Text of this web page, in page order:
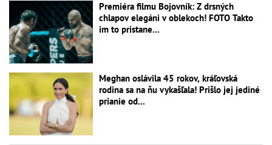
Premiéra filmu Bojovník: Z drsných
chlapov elegáni v oblekoch! FOTO Takto
im to pristane...
Meghan oslávila 45 rokov, kráľovská
rodina sa na ňu vykašľala! Prišlo jej jediné
prianie od...